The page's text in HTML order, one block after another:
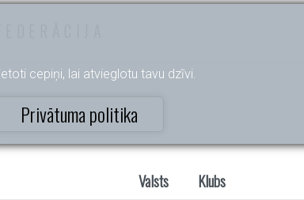
cepiņi, lai atvieglotu tavu dzīvi.
Privātuma politika
Valsts Klubs